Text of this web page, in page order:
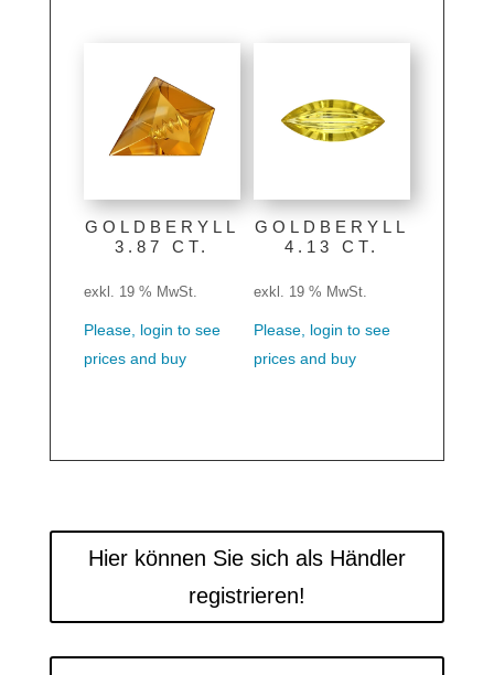
GOLDBERYLL
3.87 CT.
exkl. 19 % MwSt.
Please, login to see
prices and buy
GOLDBERYLL
4.13 CT.
exkl. 19 % MwSt.
Please, login to see
prices and buy
Hier können Sie sich als Händler
registrieren!